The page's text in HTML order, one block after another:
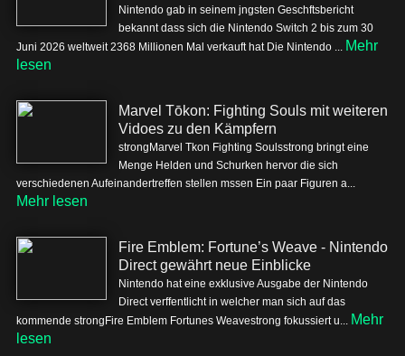
Nintendo gab in seinem jngsten Geschftsbericht
bekannt dass sich die Nintendo Switch 2 bis zum 30
Juni 2026 weltweit 2368 Millionen Mal verkauft hat Die Nintendo ... Mehr
lesen
Marvel Tōkon: Fighting Souls mit weiteren
Vidoes zu den Kämpfern
strongMarvel Tkon Fighting Soulsstrong bringt eine
Menge Helden und Schurken hervor die sich
verschiedenen Aufeinandertreffen stellen mssen Ein paar Figuren a...
Mehr lesen
Fire Emblem: Fortune’s Weave - Nintendo
Direct gewährt neue Einblicke
Nintendo hat eine exklusive Ausgabe der Nintendo
Direct verffentlicht in welcher man sich auf das
kommende strongFire Emblem Fortunes Weavestrong fokussiert u... Mehr
lesen